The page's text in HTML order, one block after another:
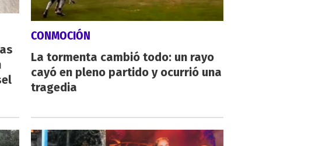
CONMOCIÓN
La tormenta cambió todo: un rayo
cayó en pleno partido y ocurrió una
tragedia